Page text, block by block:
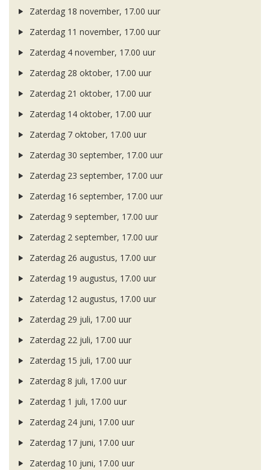
Zaterdag 18 november, 17.00 uur
Zaterdag 11 november, 17.00 uur
Zaterdag 4 november, 17.00 uur
Zaterdag 28 oktober, 17.00 uur
Zaterdag 21 oktober, 17.00 uur
Zaterdag 14 oktober, 17.00 uur
Zaterdag 7 oktober, 17.00 uur
Zaterdag 30 september, 17.00 uur
Zaterdag 23 september, 17.00 uur
Zaterdag 16 september, 17.00 uur
Zaterdag 9 september, 17.00 uur
Zaterdag 2 september, 17.00 uur
Zaterdag 26 augustus, 17.00 uur
Zaterdag 19 augustus, 17.00 uur
Zaterdag 12 augustus, 17.00 uur
Zaterdag 29 juli, 17.00 uur
Zaterdag 22 juli, 17.00 uur
Zaterdag 15 juli, 17.00 uur
Zaterdag 8 juli, 17.00 uur
Zaterdag 1 juli, 17.00 uur
Zaterdag 24 juni, 17.00 uur
Zaterdag 17 juni, 17.00 uur
Zaterdag 10 juni, 17.00 uur